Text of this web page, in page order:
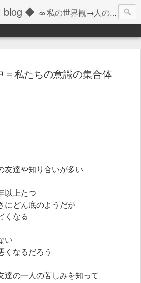
blog ◆ ∞ 私の世界観→人の記憶の彼方へと繋ぐツール ∞
＝私たちの意識の集合体
友達や知り合いが多い
以上たつ
にどん底のようだが
くなる
い
くなるだろう
達の一人の苦しみを知って